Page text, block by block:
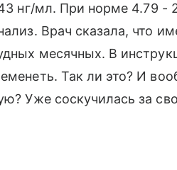
нг/мл. При норме 4.79 -
Врач сказала, что
месячных. В
Так ли это? И
Уже соскучилась за